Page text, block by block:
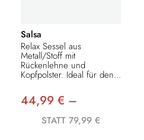
Salsa
Relax Sessel aus
Metall/Stoff mit
Rückenlehne und
Kopfpolster. Ideal für den...
44,99 € –
STATT 79,99 €